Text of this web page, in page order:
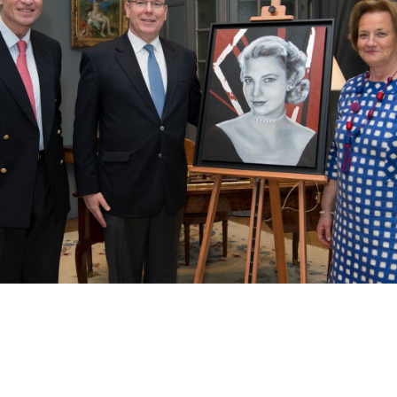
du tableau de Grace de Monaco au Prince